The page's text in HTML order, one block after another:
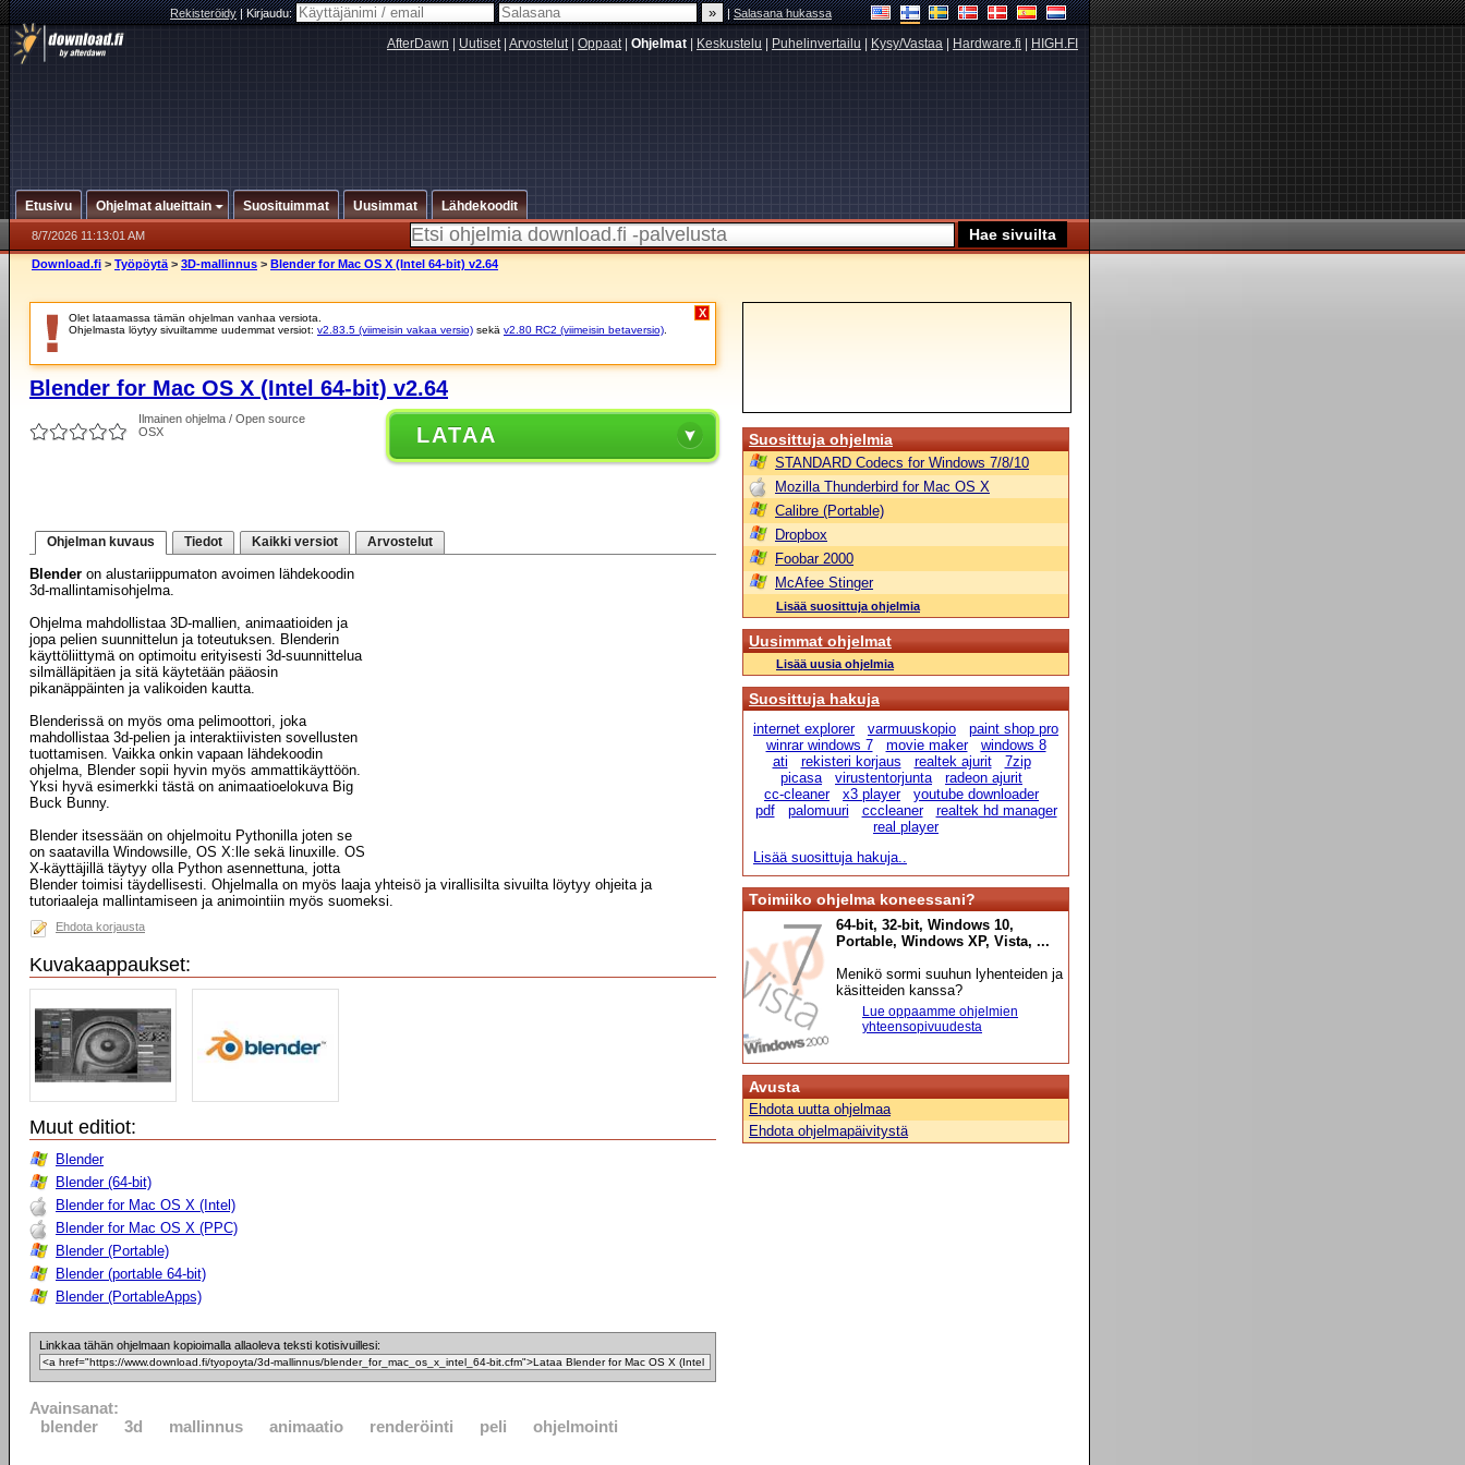
Rekisteröidy|Kirjaudu: |Salasana hukassa
AfterDawn Uutiset| Arvostelut| Oppaat| Ohjelmat Keskustelu Puhelinvertailu Kysy/Vastaa Hardware.fi HIGH.FI
Etusivu Ohjelmat alueittain Suosituimmat Uusimmat Lähdekoodit
8/7/2026 11:13:01 AM
Download.fi > Työpöytä > 3D-mallinnus > Blender for Mac OS X (Intel 64-bit) v2.64
Olet lataamassa tämän ohjelman vanhaa versiota.
Ohjelmasta löytyy sivuiltamme uudemmat versiot: v2.83.5 (viimeisin vakaa versio) sekä v2.80 RC2 (viimeisin betaversio)
X
Blender for Mac OS X (Intel 64-bit) v2.64
Ilmainen ohjelma / Open source
OSX
LATAA
Ohjelman kuvaus Tiedot Kaikki versiot Arvostelut
Blender on alustariippumaton avoimen lähdekoodin
3d-mallintamisohjelma.
Ohjelma mahdollistaa 3D-mallien, animaatioiden ja
jopa pelien suunnittelun ja toteutuksen. Blenderin
käyttöliittymä on optimoitu erityisesti 3d-suunnittelua
silmälläpitäen ja sitä käytetään pääosin
pikanäppäinten ja valikoiden kautta.
Blenderissä on myös oma pelimoottori, joka
mahdollistaa 3d-pelien ja interaktiivisten sovellusten
tuottamisen. Vaikka onkin vapaan lähdekoodin
ohjelma, Blender sopii hyvin myös ammattikäyttöön.
Yksi hyvä esimerkki tästä on animaatioelokuva Big
Buck Bunny.
Blender itsessään on ohjelmoitu Pythonilla joten se
on saatavilla Windowsille, OS X:lle sekä linuxille. OS
X-käyttäjillä täytyy olla Python asennettuna, jotta
Blender toimisi täydellisesti. Ohjelmalla on myös laaja yhteisö ja virallisilta sivuilta löytyy ohjeita ja
tutoriaaleja mallintamiseen ja animointiin myös suomeksi.
Ehdota korjausta
Kuvakaappaukset:
Muut editiot:
Blender
Blender (64-bit)
Blender for Mac OS X (Intel)
Blender for Mac OS X (PPC)
Blender (Portable)
Blender (portable 64-bit)
Blender (PortableApps)
Linkkaa tähän ohjelmaan kopioimalla allaoleva teksti kotisivuillesi:
Avainsanat:
blender
3d mallinnus animaatio renderöinti peli ohjelmointi
Suosittuja ohjelmia
STANDARD Codecs for Windows 7/8/10
Mozilla Thunderbird for Mac OS X
Calibre (Portable)
Dropbox
Foobar 2000
McAfee Stinger
Lisää suosittuja ohjelmia
Uusimmat ohjelmat
Lisää uusia ohjelmia
Suosittuja hakuja
internet explorer varmuuskopio
paint shop pro
winrar windows 7
movie maker
windows 8
ati
rekisteri korjaus realtek ajurit
7zip
picasa
virustentorjunta
radeon ajurit
cc-cleaner
x3 player
youtube downloader
pdf
palomuuri cccleaner
realtek hd manager
real player
Lisää suosittuja hakuja..
Toimiiko ohjelma koneessani?
64-bit, 32-bit, Windows 10,
Portable, Windows XP, Vista, ...
Menikö sormi suuhun lyhenteiden ja
käsitteiden kanssa?
Lue oppaamme ohjelmien
yhteensopivuudesta
Avusta
Ehdota uutta ohjelmaa
Ehdota ohjelmapäivitystä